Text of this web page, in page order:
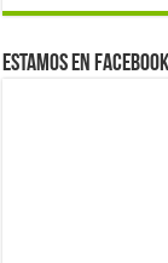
Estamos en Facebook